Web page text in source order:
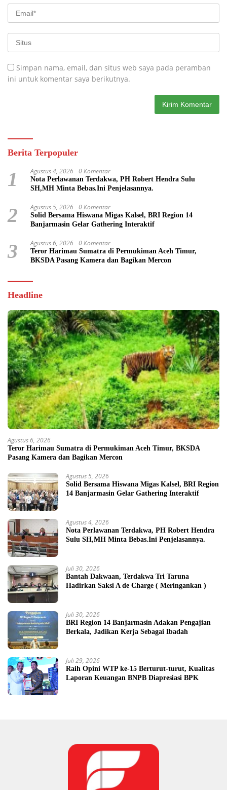
Simpan nama, email, dan situs web saya pada peramban
ini untuk komentar saya berikutnya.
Berita Terpopuler
1 Agustus 4, 2026 0 Komentar
Nota Perlawanan Terdakwa, PH Robert Hendra Sulu
SH,MH Minta Bebas.Ini Penjelasannya.
2 Agustus 5, 2026 0 Komentar
Solid Bersama Hiswana Migas Kalsel, BRI Region 14
Banjarmasin Gelar Gathering Interaktif
3 Agustus 6, 2026 0 Komentar
Teror Harimau Sumatra di Permukiman Aceh Timur,
BKSDA Pasang Kamera dan Bagikan Mercon
Headline
Agustus 6, 2026
Teror Harimau Sumatra di Permukiman Aceh Timur, BKSDA
Pasang Kamera dan Bagikan Mercon
Agustus 5, 2026
Solid Bersama Hiswana Migas Kalsel, BRI Region
14 Banjarmasin Gelar Gathering Interaktif
Agustus 4, 2026
Nota Perlawanan Terdakwa, PH Robert Hendra
Sulu SH,MH Minta Bebas.Ini Penjelasannya.
Juli 30, 2026
Bantah Dakwaan, Terdakwa Tri Taruna
Hadirkan Saksi A de Charge ( Meringankan )
Juli 30, 2026
BRI Region 14 Banjarmasin Adakan Pengajian
Berkala, Jadikan Kerja Sebagai Ibadah
Juli 29, 2026
Raih Opini WTP ke-15 Berturut-turut, Kualitas
Laporan Keuangan BNPB Diapresiasi BPK